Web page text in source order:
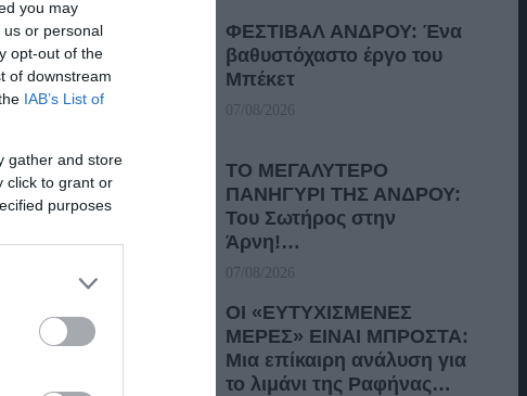
you may
or personal
opt-out of the
of downstream
IAB’s List of
gather and store
click to grant or
purposes
ΦΕΣΤΙΒΑΛ ΑΝΔΡΟΥ: Ένα
βαθυστόχαστο έργο του
Μπέκετ
07/08/2026
ΤΟ ΜΕΓΑΛΥΤΕΡΟ
ΠΑΝΗΓΥΡΙ ΤΗΣ ΑΝΔΡΟΥ:
Του Σωτήρος στην
Άρνη!…
07/08/2026
ΟΙ «ΕΥΤΥΧΙΣΜΕΝΕΣ
ΜΕΡΕΣ» ΕΙΝΑΙ ΜΠΡΟΣΤΑ:
Μια επίκαιρη ανάλυση για
το λιμάνι της Ραφήνας…